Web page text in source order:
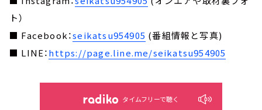
ト）
■ Facebook：seikatsu954905 (番組情報と写真)
■ LINE：https://page.line.me/seikatsu954905
タイムフリーで聴く